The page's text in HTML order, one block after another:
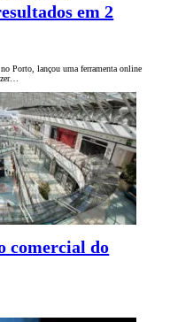
em 2
Porto, lançou uma ferramenta online
comercial do